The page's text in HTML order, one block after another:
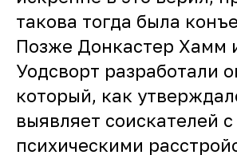
такова тогда была
Позже Донкастер Хамм
Уодсворт разработали
который, как
выявляет соискателей с
психическими